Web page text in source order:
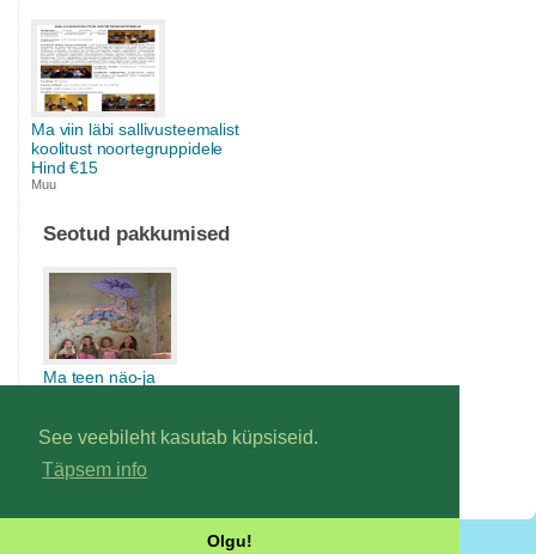
See veebileht kasutab küpsiseid.
Täpsem info
Olgu!
Ma viin läbi sallivusteemalist
koolitust noortegruppidele
Hind €15
Muu
Seotud pakkumised
Ma teen näo-ja
või sünnipäevakülaliste näod
vajavad värvi juurde. Hind €5
Kunst ja käsitöö